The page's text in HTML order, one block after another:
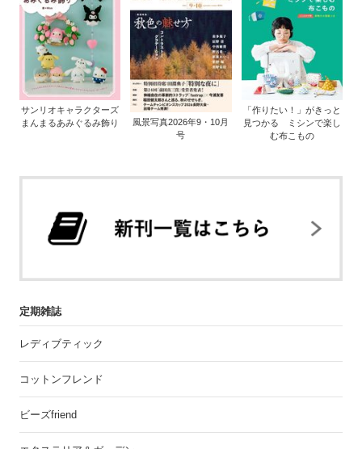
サンリオキャラクターズ
まんまるあみぐるみ飾り
風景写真2026年9・10月
号
「作りたい！」がきっと
見つかる ミシンで楽し
む布こもの
定期雑誌
レディブティック
コットンフレンド
ビーズfriend